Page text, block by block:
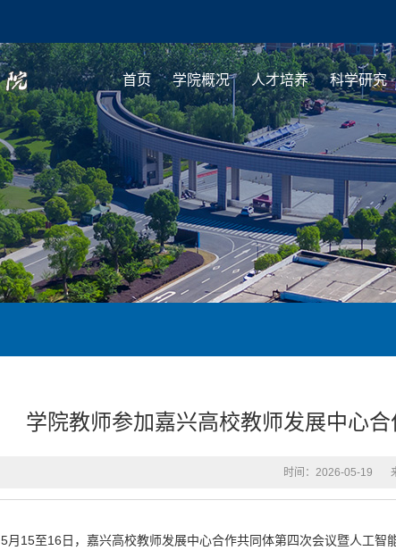
首页 学院概况 人才培养 科学研究
学院教师参加嘉兴高校教师发展中心
时间：2026-05-19
5月15至16日，嘉兴高校教师发展中心合作共同体第四次会议暨人工